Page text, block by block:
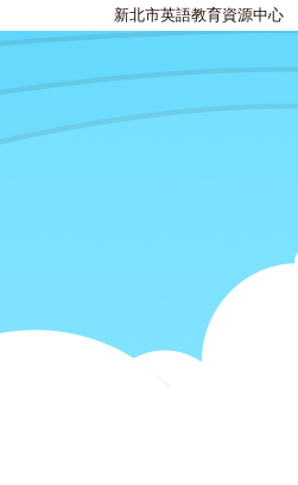
新北市英語教育資源中心